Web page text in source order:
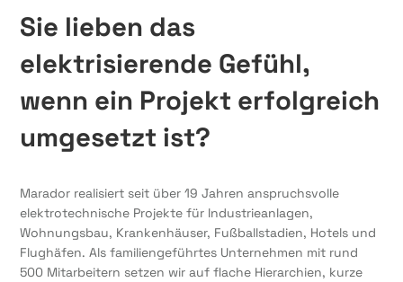
Sie lieben das
elektrisierende Gefühl,
wenn ein Projekt erfolgreich
umgesetzt ist?
Marador realisiert seit über 19 Jahren anspruchsvolle
elektrotechnische Projekte für Industrieanlagen,
Wohnungsbau, Krankenhäuser, Fußballstadien, Hotels und
Flughäfen. Als familiengeführtes Unternehmen mit rund
500 Mitarbeitern setzen wir auf flache Hierarchien, kurze